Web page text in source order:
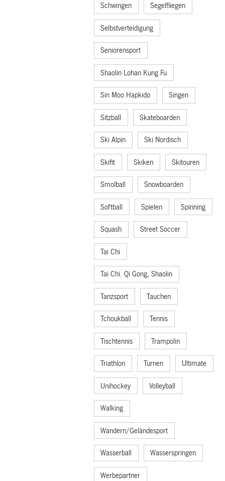
Schwingen Segelfliegen
Selbstverteidigung
Seniorensport
Shaolin Lohan Kung Fu
Sin Moo Hapkido Singen
Sitzball Skateboarden
Ski Alpin Ski Nordisch
Skifit Skiken Skitouren
Smolball Snowboarden
Softball Spielen Spinning
Squash Street Soccer
Tai Chi
Tai Chi. Qi Gong, Shaolin
Tanzsport Tauchen
Tchoukball Tennis
Tischtennis Trampolin
Triathlon Turnen Ultimate
Unihockey Volleyball
Walking
Wandern/Geländesport
Wasserball Wasserspringen
Werbepartner